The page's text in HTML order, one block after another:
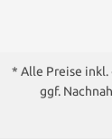
* Alle Preise
ggf.